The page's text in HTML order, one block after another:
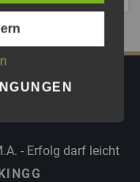
AGB
- Erfolg darf leicht